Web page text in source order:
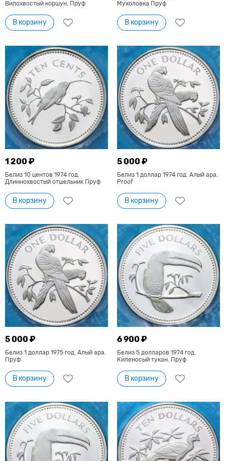
Вилохвостый коршун. Пруф
В корзину
Мухоловка Пруф
В корзину
1 200 ₽
Белиз 10 центов 1974 год.
Длиннохвостый отшельник Пруф
В корзину
5 000 ₽
Белиз 1 доллар 1974 год. Алый ара.
Proof
В корзину
5 000 ₽
Белиз 1 доллар 1975 год. Алый ара.
Пруф
В корзину
6 900 ₽
Белиз 5 долларов 1974 год.
Киленосый тукан. Пруф
В корзину